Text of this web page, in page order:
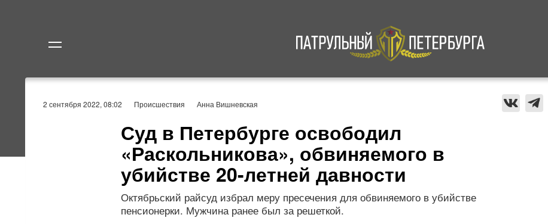
Происшествия
2 сентября 2022, 08:02 Происшествия Анна Вишневская
Суд в Петербурге освободил
«Раскольникова», обвиняемого в
убийстве 20-летней давности
Октябрьский райсуд избрал меру пресечения для обвиняемого в убийстве
пенсионерки. Мужчина ранее был за решеткой.